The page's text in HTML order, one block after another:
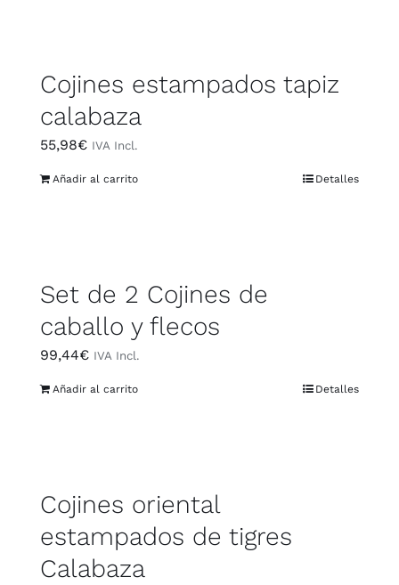
Cojines estampados tapiz
calabaza
55,98€ IVA Incl.
Añadir al carrito Detalles
Set de 2 Cojines de
caballo y flecos
99,44€ IVA Incl.
Añadir al carrito Detalles
Cojines oriental
estampados de tigres
Calabaza